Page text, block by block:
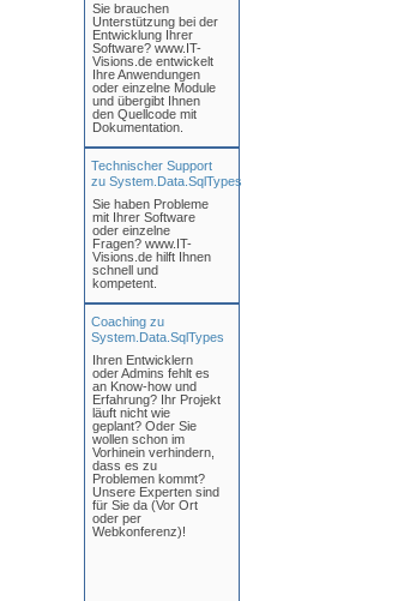
Sie brauchen
Unterstützung bei der
Entwicklung Ihrer
Software? www.IT-
Visions.de entwickelt
Ihre Anwendungen
oder einzelne Module
und übergibt Ihnen
den Quellcode mit
Dokumentation.
Technischer Support
zu System.Data.SqlTypes
Sie haben Probleme
mit Ihrer Software
oder einzelne
Fragen? www.IT-
Visions.de hilft Ihnen
schnell und
kompetent.
Coaching zu
System.Data.SqlTypes
Ihren Entwicklern
oder Admins fehlt es
an Know-how und
Erfahrung? Ihr Projekt
läuft nicht wie
geplant? Oder Sie
wollen schon im
Vorhinein verhindern,
dass es zu
Problemen kommt?
Unsere Experten sind
für Sie da (Vor Ort
oder per
Webkonferenz)!